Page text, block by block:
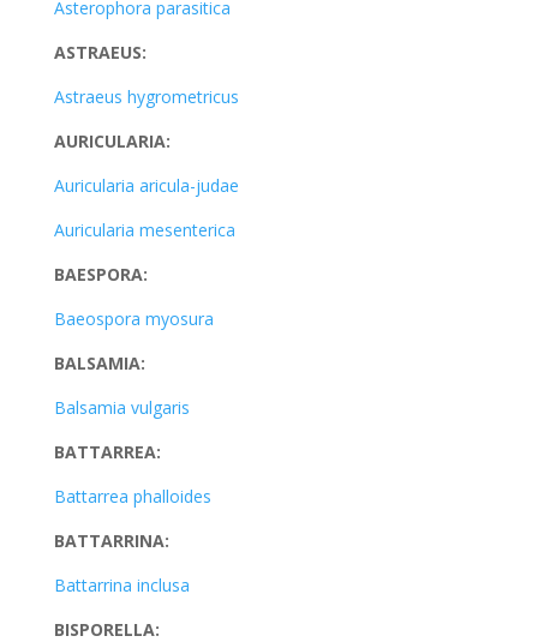
Asterophora parasitica
ASTRAEUS:
Astraeus hygrometricus
AURICULARIA:
Auricularia aricula-judae
Auricularia mesenterica
BAESPORA:
Baeospora myosura
BALSAMIA:
Balsamia vulgaris
BATTARREA:
Battarrea phalloides
BATTARRINA:
Battarrina inclusa
BISPORELLA: